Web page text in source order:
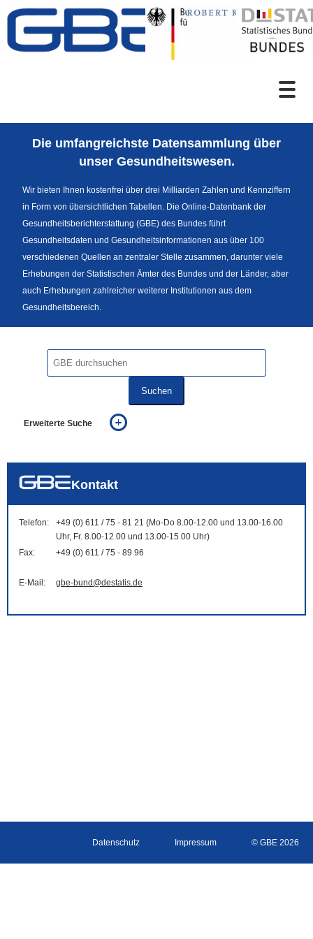
Zum Inhalt
Sprachumschaltung
Die umfangreichste Datensammlung über
unser Gesundheitswesen.
Wir bieten Ihnen kostenfrei über drei Milliarden Zahlen und Kennziffern
in Form von übersichtlichen Tabellen. Die Online-Datenbank der
Gesundheitsberichterstattung (GBE) des Bundes führt
Gesundheitsdaten und Gesundheitsinformationen aus über 100
verschiedenen Quellen an zentraler Stelle zusammen, darunter viele
Erhebungen der Statistischen Ämter des Bundes und der Länder, aber
auch Erhebungen zahlreicher weiterer Institutionen aus dem
Gesundheitsbereich.
Suchen
Erweiterte Suche
auch in allen Texten suchen (Volltextsuche)
Kontakt
Telefon:
+49 (0) 611 / 75 - 81 21 (Mo-Do 8.00-12.00 und 13.00-16.00
Uhr, Fr. 8.00-12.00 und 13.00-15.00 Uhr)
Fax:
+49 (0) 611 / 75 - 89 96
E-Mail: gbe-bund@destatis.de
Datenschutz Impressum © GBE 2026